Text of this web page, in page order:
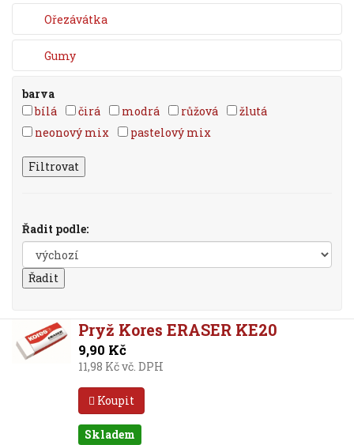
Ořezávátka
Gumy
barva
bílá
čirá modrá růžová
žlutá
neonový mix
pastelový mix
Filtrovat
Řadit podle:
Pryž Kores ERASER KE20
9,90 Kč
11,98 Kč vč. DPH
Koupit
Skladem